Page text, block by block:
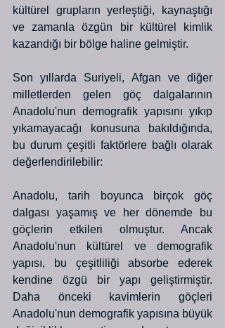
kültürel grupların yerleştiği, kaynaştığı
ve zamanla özgün bir kültürel kimlik
kazandığı bir bölge haline gelmiştir.
Son yıllarda Suriyeli, Afgan ve diğer
milletlerden gelen göç dalgalarının
Anadolu'nun demografik yapısını yıkıp
yıkamayacağı konusuna bakıldığında,
bu durum çeşitli faktörlere bağlı olarak
değerlendirilebilir:
Anadolu, tarih boyunca birçok göç
dalgası yaşamış ve her dönemde bu
göçlerin etkileri olmuştur. Ancak
Anadolu'nun kültürel ve demografik
yapısı, bu çeşitliliği absorbe ederek
kendine özgü bir yapı geliştirmiştir.
Daha önceki kavimlerin göçleri
Anadolu'nun demografik yapısına büyük